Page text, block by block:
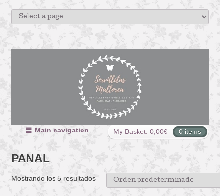
My Basket: 0,00€ 0 items
Main navigation
PANAL
Mostrando los 5 resultados